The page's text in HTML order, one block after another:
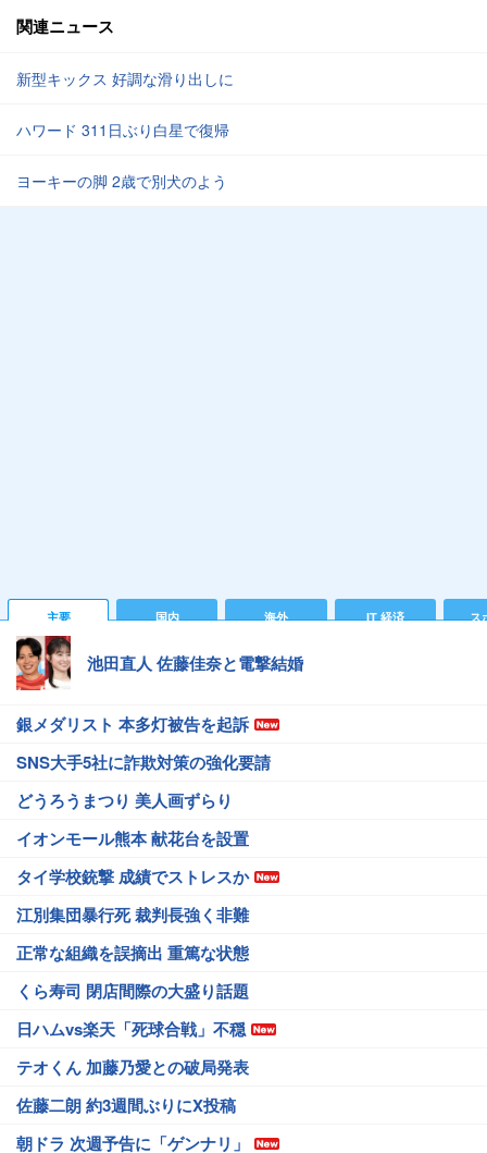
関連ニュース
新型キックス 好調な滑り出しに
ハワード 311日ぶり白星で復帰
ヨーキーの脚 2歳で別犬のよう
主要 国内 海外 IT 経済 ス
池田直人 佐藤佳奈と電撃結婚
銀メダリスト 本多灯被告を起訴
SNS大手5社に詐欺対策の強化要請
どうろうまつり 美人画ずらり
イオンモール熊本 献花台を設置
タイ学校銃撃 成績でストレスか
江別集団暴行死 裁判長強く非難
正常な組織を誤摘出 重篤な状態
くら寿司 閉店間際の大盛り話題
日ハムvs楽天「死球合戦」不穏
テオくん 加藤乃愛との破局発表
佐藤二朗 約3週間ぶりにX投稿
朝ドラ 次週予告に「ゲンナリ」